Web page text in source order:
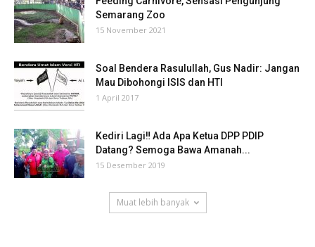
Semarang Zoo
15 November 2021
Soal Bendera Rasulullah, Gus Nadir: Jangan
Mau Dibohongi ISIS dan HTI
1 April 2017
Kediri Lagi‼ Ada Apa Ketua DPP PDIP
Datang? Semoga Bawa Amanah...
15 Desember 2019
Muat lebih banyak